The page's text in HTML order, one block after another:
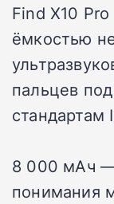
Find X10
ёмкостью
пальцев
стандартам
8 000 мАч —
понимания